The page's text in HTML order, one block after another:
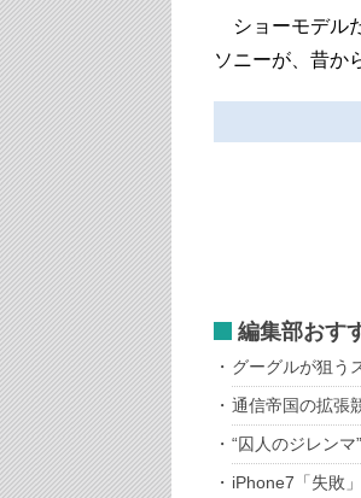
ショーモデル
ソニーが、昔か
編集部おす
グーグルが狙う
通信帝国の拡張
“囚人のジレン
iPhone7「失敗